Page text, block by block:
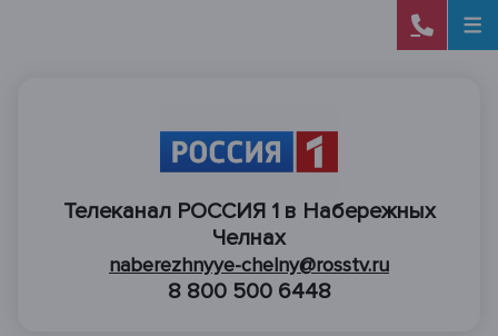
Телеканал РОССИЯ 1 в Набережных
Челнах
8 800 500 6448
naberezhnyye-chelny@rosstv.ru